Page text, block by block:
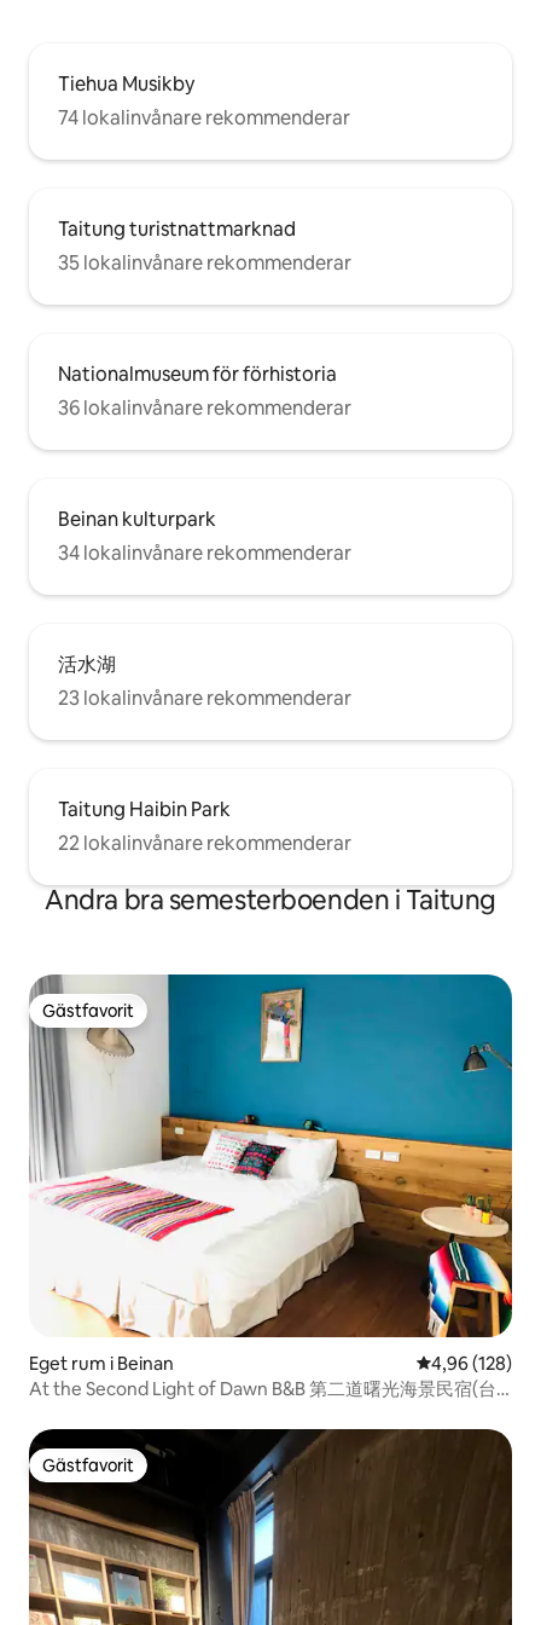
Deer Wild Line och Dingdong Passenger
Mountain Line
Tiehua Musikby
74 lokalinvånare rekommenderar
Taitung turistnattmarknad
35 lokalinvånare rekommenderar
Nationalmuseum för förhistoria
36 lokalinvånare rekommenderar
Beinan kulturpark
34 lokalinvånare rekommenderar
活水湖
23 lokalinvånare rekommenderar
Taitung Haibin Park
22 lokalinvånare rekommenderar
Andra bra semesterboenden i Taitung
Gästfavorit
Gästfavorit
Eget rum i Beinan 4,96 av 5 i
4,96 (128)
At the Second Light of Dawn B&B 第二道曙光海景民宿(台
Gästfavorit
Gästfavorit